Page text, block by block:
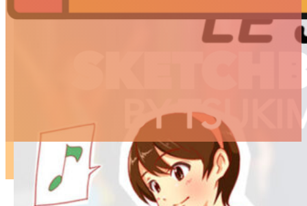
ARTICLES
3D
Animation
Art